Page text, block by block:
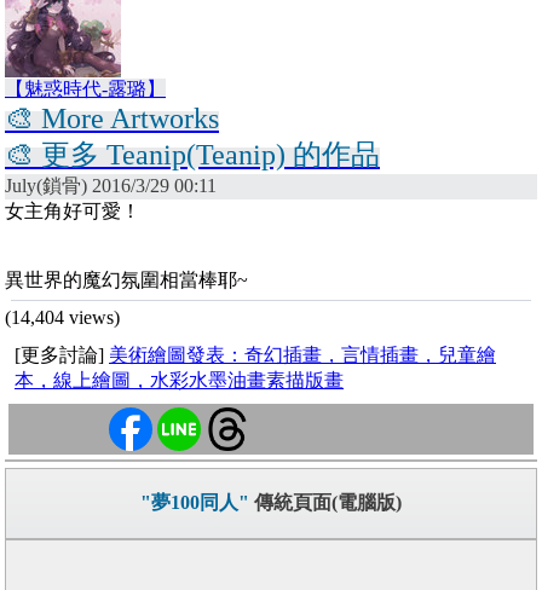
【魅惑時代-露璐】
🎨 More Artworks
🎨 更多 Teanip(Teanip) 的作品
July(鎖骨) 2016/3/29 00:11
女主角好可愛！
異世界的魔幻氛圍相當棒耶~
(14,404 views)
[更多討論] 美術繪圖發表：奇幻插畫，言情插畫，兒童繪
本，線上繪圖，水彩水墨油畫素描版畫
"夢100同人" 傳統頁面(電腦版)